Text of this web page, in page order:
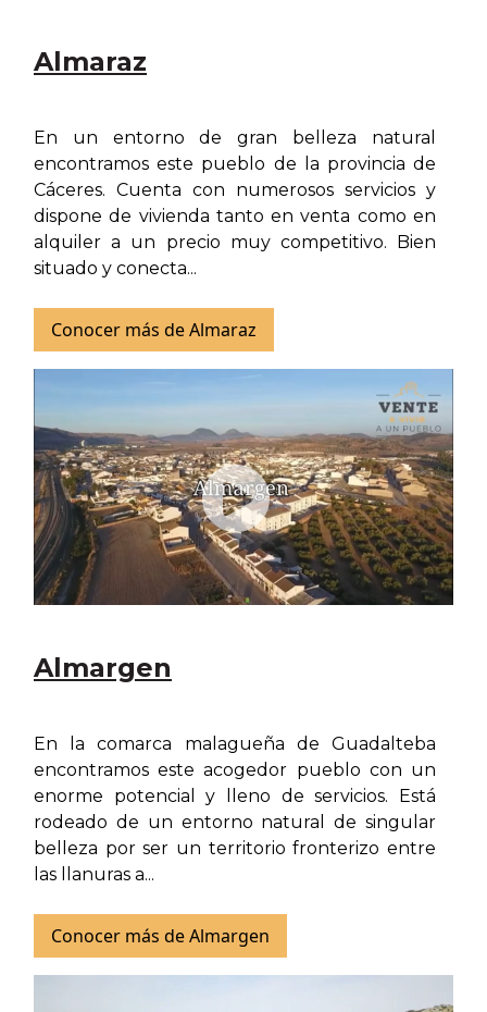
Almaraz
En un entorno de gran belleza natural
encontramos este pueblo de la provincia de
Cáceres. Cuenta con numerosos servicios y
dispone de vivienda tanto en venta como en
alquiler a un precio muy competitivo. Bien
situado y conecta...
Conocer más de Almaraz
Almargen
En la comarca malagueña de Guadalteba
encontramos este acogedor pueblo con un
enorme potencial y lleno de servicios. Está
rodeado de un entorno natural de singular
belleza por ser un territorio fronterizo entre
las llanuras a...
Conocer más de Almargen